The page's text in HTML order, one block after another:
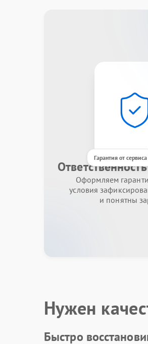
Гарантия от сервиса
Оформляем
условия
и понятны
Нужен
Быстро